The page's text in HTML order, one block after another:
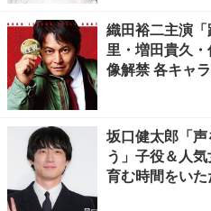
織田裕二主演
里・増田貴久
像解禁 各キャ
坂口健太郎「
う」子役＆人
育む時間をい